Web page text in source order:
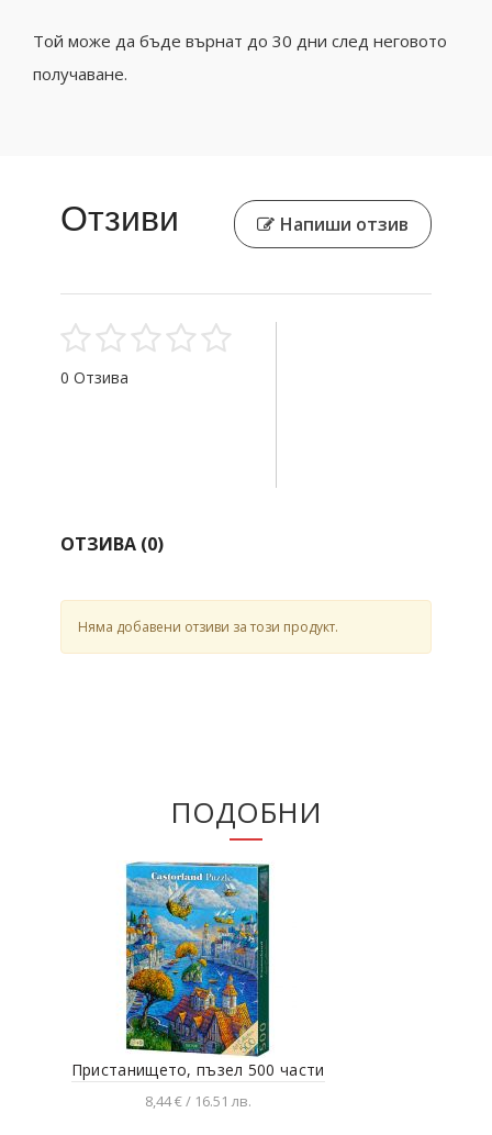
Той може да бъде върнат до 30 дни след неговото
получаване.
Отзиви Напиши отзив
0 Отзива
ОТЗИВА (0)
Няма добавени отзиви за този продукт.
ПОДОБНИ
Пристанището, пъзел 500 части
8,44 € / 16.51 лв.